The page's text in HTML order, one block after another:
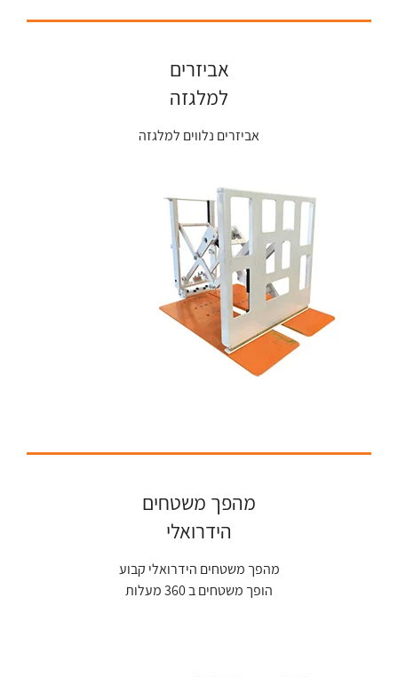
אביזרים
למלגזה
אביזרים נלווים למלגזה
מהפך משטחים
הידרואלי
מהפך משטחים הידרואלי קבוע
הופך משטחים ב 360 מעלות